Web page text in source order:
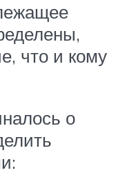
что и кому
о